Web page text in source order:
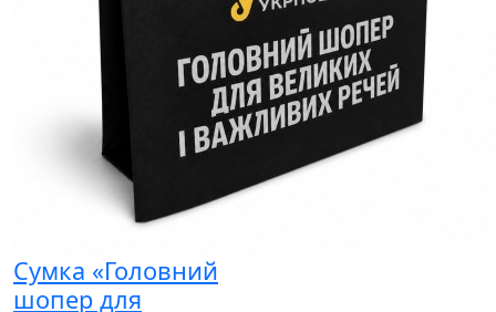
Сумка «Головний
шопер для